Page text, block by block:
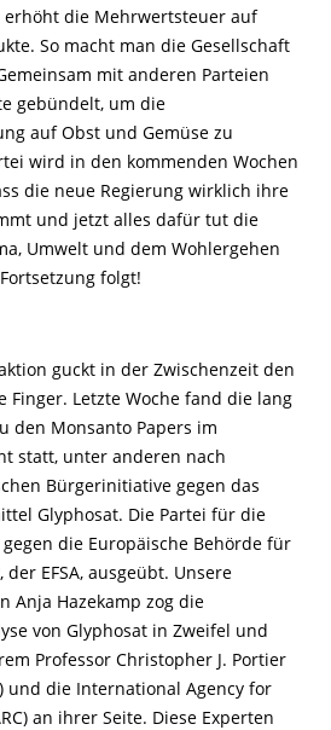
die Mehrwertsteuer auf
So macht man die Gesellschaft
mit anderen Parteien
gebündelt, um die
auf Obst und Gemüse zu
wird in den kommenden Wochen
die neue Regierung wirklich ihre
und jetzt alles dafür tut die
Umwelt und dem Wohlergehen
folgt!
guckt in der Zwischenzeit den
Finger. Letzte Woche fand die lang
den Monsanto Papers im
statt, unter anderen nach
Bürgerinitiative gegen das
Glyphosat. Die Partei für die
die Europäische Behörde für
EFSA, ausgeübt. Unsere
Anja Hazekamp zog die
von Glyphosat in Zweifel und
Professor Christopher J. Portier
und die International Agency for
an ihrer Seite. Diese Experten